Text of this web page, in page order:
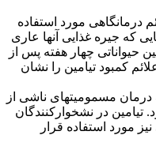
درمانگاهی مورد استفاده
که جیره غذایی آنها عاری
حیواناتی چهار هفته پس از
کمبود تیامین را نشان
مسمومیتهای ناشی از
در نشخوارکنندگان
مورد استفاده قرار